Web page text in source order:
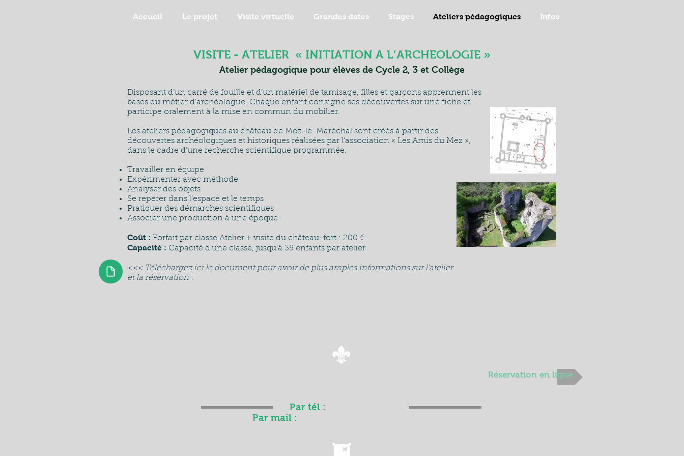
Accueil Le projet Visite virtuelle Grandes dates Stages Ateliers pédagogiques Infos
VISITE - ATELIER « INITIATION A L’ARCHEOLOGIE »
Atelier pédagogique pour élèves de Cycle 2, 3 et Collège
Disposant d’un carré de fouille et d’un matériel de tamisage, filles et garçons apprennent les
bases du métier d’archéologue. Chaque enfant consigne ses découvertes sur une fiche et
participe oralement à la mise en commun du mobilier.
Les ateliers pédagogiques au château de Mez-le-Maréchal sont créés à partir des
découvertes archéologiques et historiques réalisées par l’association « Les Amis du Mez »,
dans le cadre d’une recherche scientifique programmée.
Travailler en équipe
Expérimenter avec méthode
Analyser des objets
Se repérer dans l’espace et le temps
Pratiquer des démarches scientifiques
Associer une production à une époque
Coût : Forfait par classe Atelier + visite du château-fort : 200 €
Capacité : Capacité d’une classe, jusqu’à 35 enfants par atelier
<<< Téléchargezici le document pour avoir de plus amples informations sur l'atelier
et la réservation :
Par tél :
Par mail :
Réservation en ligne